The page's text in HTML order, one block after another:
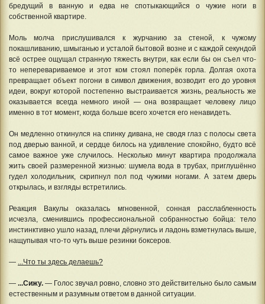
бредущий в ванную и едва не спотыкающийся о чужие ноги в
собственной квартире.
Моль молча прислушивался к журчанию за стеной, к чужому
покашливанию, шмыганью и усталой бытовой возне и с каждой секундой
всё острее ощущал странную тяжесть внутри, как если бы он съел что-
то неперевариваемое и этот ком стоял поперёк горла. Долгая охота
превращает объект погони в символ движения, возводит его до уровня
идеи, вокруг которой постепенно выстраивается жизнь, реальность же
оказывается всегда немного иной — она возвращает человеку лицо
именно в тот момент, когда больше всего хочется его ненавидеть.
Он медленно откинулся на спинку дивана, не сводя глаз с полосы света
под дверью ванной, и сердце билось на удивление спокойно, будто всё
самое важное уже случилось. Несколько минут квартира продолжала
жить своей размеренной жизнью: шумела вода в трубах, приглушённо
гудел холодильник, скрипнул пол под чужими ногами. А затем дверь
открылась, и взгляды встретились.
Реакция Вакулы оказалась мгновенной, сонная расслабленность
исчезла, сменившись профессиональной собранностью бойца: тело
инстинктивно ушло назад, плечи дёрнулись и ладонь взметнулась выше,
нащупывая что-то чуть выше резинки боксеров.
— ...Что ты здесь делаешь?
— ...Сижу. — Голос звучал ровно, словно это действительно было самым
естественным и разумным ответом в данной ситуации.